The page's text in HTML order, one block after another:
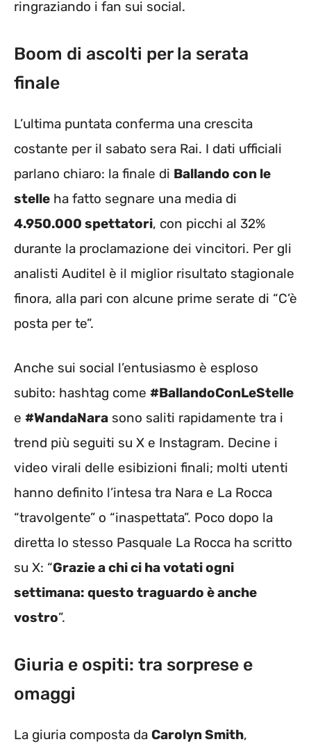
ringraziando i fan sui social.
Boom di ascolti per la serata
finale
L’ultima puntata conferma una crescita
costante per il sabato sera Rai. I dati ufficiali
parlano chiaro: la finale di Ballando con le
stelle ha fatto segnare una media di
4.950.000 spettatori, con picchi al 32%
durante la proclamazione dei vincitori. Per gli
analisti Auditel è il miglior risultato stagionale
finora, alla pari con alcune prime serate di “C’è
posta per te”.
Anche sui social l’entusiasmo è esploso
subito: hashtag come #BallandoConLeStelle
e #WandaNara sono saliti rapidamente tra i
trend più seguiti su X e Instagram. Decine i
video virali delle esibizioni finali; molti utenti
hanno definito l’intesa tra Nara e La Rocca
“travolgente” o “inaspettata”. Poco dopo la
diretta lo stesso Pasquale La Rocca ha scritto
su X: “Grazie a chi ci ha votati ogni
settimana: questo traguardo è anche
vostro”.
Giuria e ospiti: tra sorprese e
omaggi
La giuria composta da Carolyn Smith,